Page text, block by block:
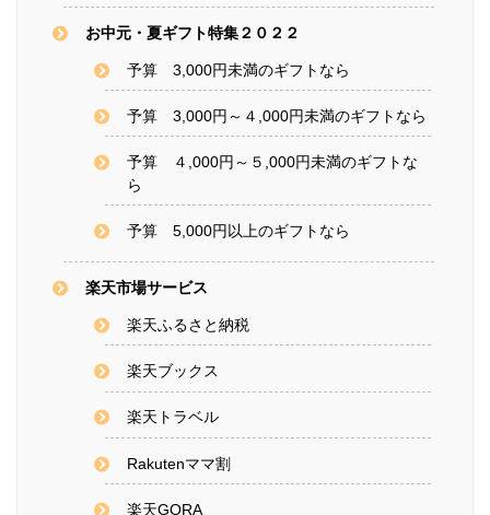
お中元・夏ギフト特集２０２２
予算 3,000円未満のギフトなら
予算 3,000円～４,000円未満のギフトなら
予算 ４,000円～５,000円未満のギフトな
ら
予算 5,000円以上のギフトなら
楽天市場サービス
楽天ふるさと納税
楽天ブックス
楽天トラベル
Rakutenママ割
楽天GORA